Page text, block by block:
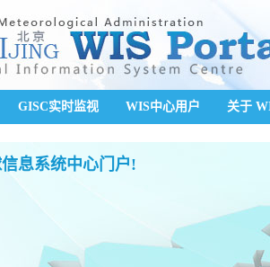
GISC实时监视 WIS中心用户 关于